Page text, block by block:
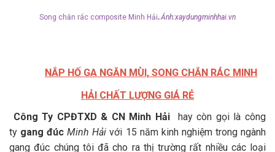
Song chắn rác composite Minh Hải.Ảnh:xaydungminhhai.vn
NẮP HỐ GA NGĂN MÙI, SONG CHẮN RÁC MINH
HẢI CHẤT LƯỢNG GIÁ RẺ
Công Ty CPĐTXD & CN Minh Hải
hay còn gọi là công
ty gang đúc Minh Hải với 15 năm kinh nghiệm trong ngành
gang đúc chúng tôi đã cho ra thị trường rất nhiều các loại